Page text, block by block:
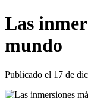
Las
mundo
Publicado el 17 de